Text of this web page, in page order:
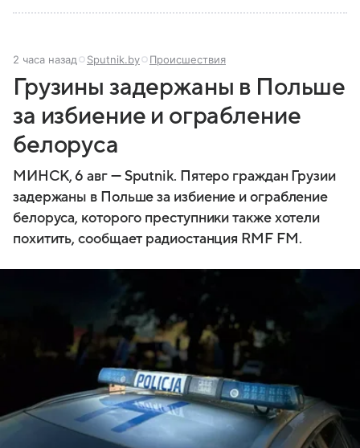
2 часа назад Sputnik.by Происшествия
Грузины задержаны в Польше
за избиение и ограбление
белоруса
МИНСК, 6 авг — Sputnik. Пятеро граждан Грузии
задержаны в Польше за избиение и ограбление
белоруса, которого преступники также хотели
похитить, сообщает радиостанция RMF FM.